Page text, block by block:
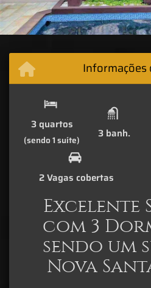
Informações
3 quartos
(sendo 1 suíte) 3 banh.
2 Vagas cobertas
Excelente
com 3
sendo um
Nova